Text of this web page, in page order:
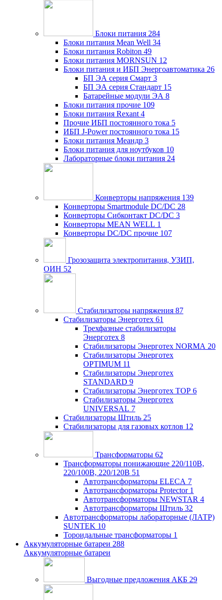
Блоки питания 284
Блоки питания Mean Well 34
Блоки питания Robiton 49
Блоки питания MORNSUN 12
Блоки питания и ИБП Энергоавтоматика 26
БП ЭА серия Смарт 3
БП ЭА серия Стандарт 15
Батарейные модули ЭА 8
Блоки питания прочие 109
Блоки питания Rexant 4
Прочие ИБП постоянного тока 5
ИБП J-Power постоянного тока 15
Блоки питания Меандр 3
Блоки питания для ноутбуков 10
Лабораторные блоки питания 24
Конверторы напряжения 139
Конверторы Smartmodule DC/DC 28
Конверторы Сибконтакт DC/DC 3
Конверторы MEAN WELL 1
Конверторы DC/DC прочие 107
Грозозащита электропитания, УЗИП,
ОИН 52
Стабилизаторы напряжения 87
Стабилизаторы Энерготех 61
Трехфазные стабилизаторы
Энерготех 8
Стабилизаторы Энерготех NORMA 20
Стабилизаторы Энерготех
OPTIMUM 11
Стабилизаторы Энерготех
STANDARD 9
Стабилизаторы Энерготех TOP 6
Стабилизаторы Энерготех
UNIVERSAL 7
Стабилизаторы Штиль 25
Стабилизаторы для газовых котлов 12
Трансформаторы 62
Трансформаторы понижающие 220/110В,
220/100В, 220/120В 51
Автотрансформаторы ELECA 7
Автотрансформаторы Protector 1
Автотрансформаторы NEWSTAR 4
Автотрансформаторы Штиль 32
Автотрансформаторы лабораторные (ЛАТР)
SUNTEK 10
Тороидальные трансформаторы 1
Аккумуляторные батареи 288
Аккумуляторные батареи
Выгодные предложения АКБ 29